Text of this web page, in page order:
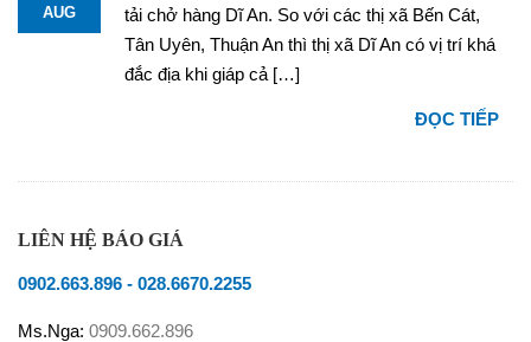
AUG
tải chở hàng Dĩ An. So với các thị xã Bến Cát,
Tân Uyên, Thuận An thì thị xã Dĩ An có vị trí khá
đắc địa khi giáp cả […]
ĐỌC TIẾP
LIÊN HỆ BÁO GIÁ
0902.663.896 - 028.6670.2255
Ms.Nga: 0909.662.896